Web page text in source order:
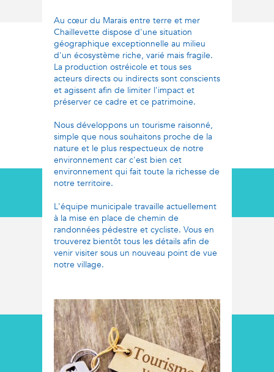
Au cœur du Marais entre terre et mer
Chaillevette dispose d'une situation
géographique exceptionnelle au milieu
d'un écosystème riche, varié mais fragile.
La production ostréicole et tous ses
acteurs directs ou indirects sont conscients
et agissent afin de limiter l'impact et
préserver ce cadre et ce patrimoine.
Nous développons un tourisme raisonné,
simple que nous souhaitons proche de la
nature et le plus respectueux de notre
environnement car c'est bien cet
environnement qui fait toute la richesse de
notre territoire.
L'équipe municipale travaille actuellement
à la mise en place de chemin de
randonnées pédestre et cycliste. Vous en
trouverez bientôt tous les détails afin de
venir visiter sous un nouveau point de vue
notre village.